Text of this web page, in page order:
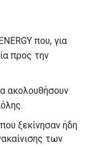
που, για
προς την
ακολουθήσουν
ξεκίνησαν ήδη
των